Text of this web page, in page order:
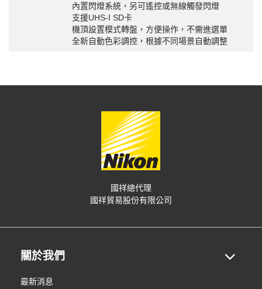
內置閃燈系統，另可遙控或無線觸發閃燈
支援UHS-I SD卡
機頂設置模式轉盤，方便操作，不需進選單
全新自動色彩調控，根據不同場景自動調整
國祥總代理
國祥貿易股份有限公司
關於我們
最新消息